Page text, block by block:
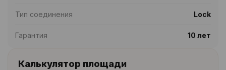
Тип соединения Lock
Гарантия 10 лет
Калькулятор площади